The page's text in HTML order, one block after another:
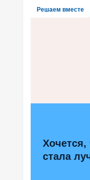
Решаем вместе
Хочется,
стала